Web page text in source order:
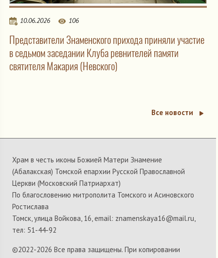
10.06.2026 106
Представители Знаменского прихода приняли участие
в седьмом заседании Клуба ревнителей памяти
святителя Макария (Невского)
Все новости
Храм в честь иконы Божией Матери Знамение
(Абалакская) Томской епархии Русской Православной
Церкви (Московский Патриархат)
По благословению митрополита Томского и Асиновского
Ростислава
Томск, улица Войкова, 16, email: znamenskaya16@mail.ru,
тел: 51-44-92
©2022-2026 Все права защищены. При копировании